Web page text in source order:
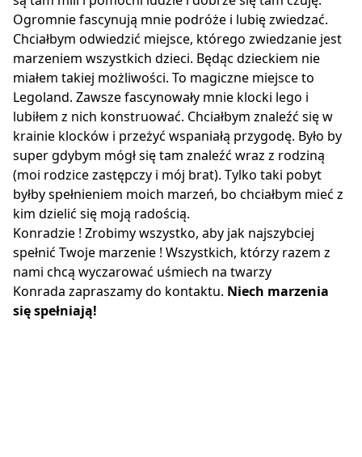
Ogromnie fascynują mnie podróże i lubię zwiedzać.
Chciałbym odwiedzić miejsce, którego zwiedzanie jest
marzeniem wszystkich dzieci. Będąc dzieckiem nie
miałem takiej możliwości. To magiczne miejsce to
Legoland. Zawsze fascynowały mnie klocki lego i
lubiłem z nich konstruować. Chciałbym znaleźć się w
krainie klocków i przeżyć wspaniałą przygodę. Było by
super gdybym mógł się tam znaleźć wraz z rodziną
(moi rodzice zastępczy i mój brat). Tylko taki pobyt
byłby spełnieniem moich marzeń, bo chciałbym mieć z
kim dzielić się moją radością.
Konradzie ! Zrobimy wszystko, aby jak najszybciej
spełnić Twoje marzenie ! Wszystkich, którzy razem z
nami chcą wyczarować uśmiech na twarzy
Konrada zapraszamy do kontaktu. Niech marzenia
się spełniają!